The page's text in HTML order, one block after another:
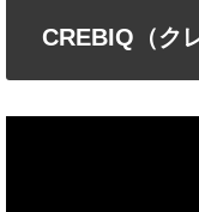
CREBIQ（ク